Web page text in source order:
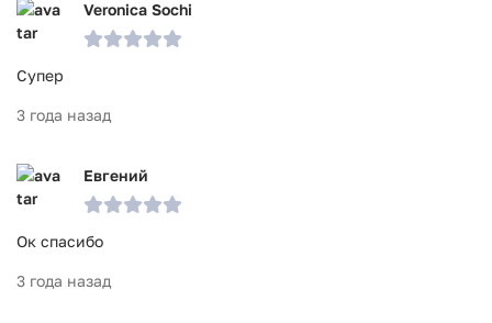
Veronica Sochi
Супер
3 года назад
Евгений
Ок спасибо
3 года назад